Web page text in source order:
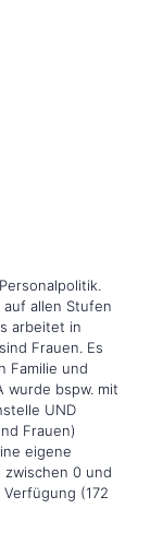
allen Stufen
arbeitet in
Frauen. Es
Familie und
wurde bspw. mit
UND
Frauen)
eigene
0 und
(172